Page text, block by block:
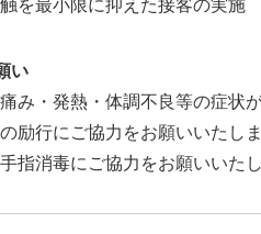
い
み・発熱・体調不良等の症状
励行にご協力をお願いいたしま
指消毒にご協力をお願いいたし